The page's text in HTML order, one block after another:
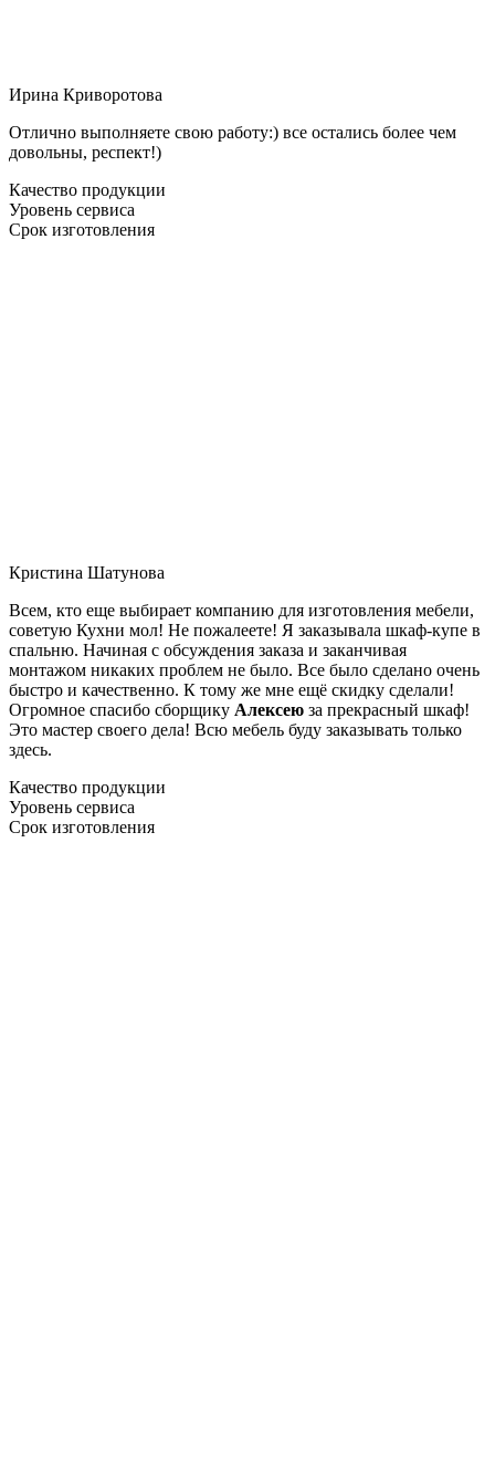
Ирина Криворотова
Отлично выполняете свою работу:) все остались более чем
довольны, респект!)
Качество продукции
Уровень сервиса
Срок изготовления
Кристина Шатунова
Всем, кто еще выбирает компанию для изготовления мебели,
советую Кухни мол! Не пожалеете! Я заказывала шкаф-купе в
спальню. Начиная с обсуждения заказа и заканчивая
монтажом никаких проблем не было. Все было сделано очень
быстро и качественно. К тому же мне ещё скидку сделали!
Огромное спасибо сборщику Алексею за прекрасный шкаф!
Это мастер своего дела! Всю мебель буду заказывать только
здесь.
Качество продукции
Уровень сервиса
Срок изготовления